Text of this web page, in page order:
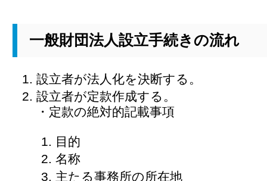
一般財団法人設立手続きの流れ
設立者が法人化を決断する。
設立者が定款作成する。
・定款の絶対的記載事項
目的
名称
主たる事務所の所在地